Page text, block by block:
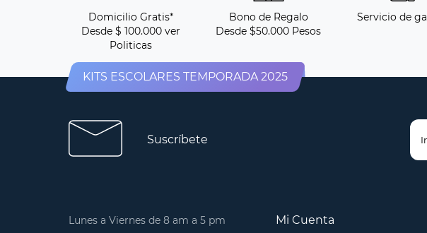
Domicilio Gratis*
Desde $ 100.000 ver
Politicas
Bono de Regalo
Desde $50.000 Pesos
Servicio de
KITS ESCOLARES TEMPORADA 2025
Suscríbete
Lunes a Viernes de 8 am a 5 pm
Mi Cuenta